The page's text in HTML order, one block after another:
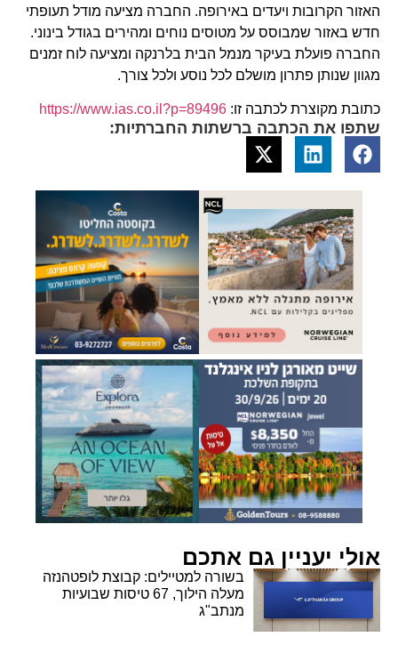
האזור הקרובות ויעדים באירופה. החברה מציעה מודל תעופתי
חדש באזור שמבוסס על מטוסים נוחים ומהירים בגודל בינוני.
החברה פועלת בעיקר מנמל הבית בלרנקה ומציעה לוח זמנים
מגוון שנותן פתרון מושלם לכל נוסע ולכל צורך.
כתובת מקוצרת לכתבה זו: https://www.ias.co.il?p=89496
שתפו את הכתבה ברשתות החברתיות:
אולי יעניין גם אתכם
בשורה למטיילים: קבוצת לופטהנזה
מעלה הילוך, 67 טיסות שבועיות
מנתב"ג